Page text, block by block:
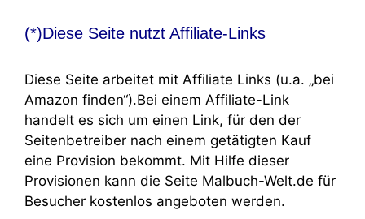
(*)Diese Seite nutzt Affiliate-Links
Diese Seite arbeitet mit Affiliate Links (u.a. „bei
Amazon finden“).Bei einem Affiliate-Link
handelt es sich um einen Link, für den der
Seitenbetreiber nach einem getätigten Kauf
eine Provision bekommt. Mit Hilfe dieser
Provisionen kann die Seite Malbuch-Welt.de für
Besucher kostenlos angeboten werden.